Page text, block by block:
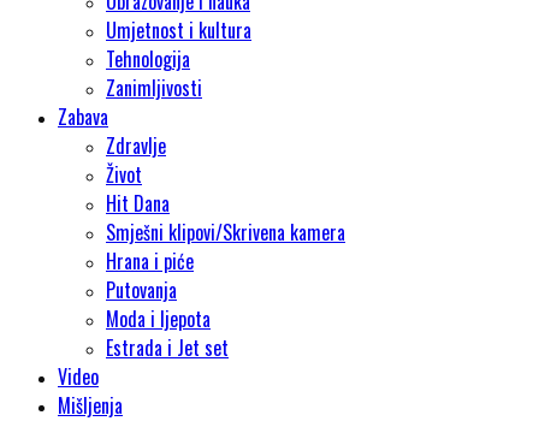
Umjetnost i kultura
Tehnologija
Zanimljivosti
Zabava
Zdravlje
Život
Hit Dana
Smješni klipovi/Skrivena kamera
Hrana i piće
Putovanja
Moda i ljepota
Estrada i Jet set
Video
Mišljenja